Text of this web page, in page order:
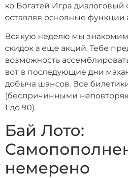
ко Богатей Игра диалоговый
оставляя основные функции
Всякую неделю мы
скидок а еще акций. Тебе
возможность
вот в последующие дни
добыча шансов. Все
(беспричинными
1 до 90).
Бай Лото:
немерено